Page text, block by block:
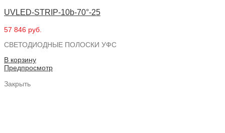
UVLED-STRIP-10b-70°-25
57 846 руб.
СВЕТОДИОДНЫЕ ПОЛОСКИ УФС
В корзину
Предпросмотр
Закрыть